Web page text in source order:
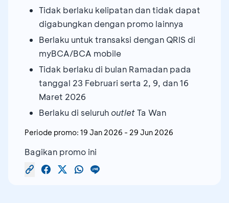
Tidak berlaku kelipatan dan tidak dapat
digabungkan dengan promo lainnya
Berlaku untuk transaksi dengan QRIS di
myBCA/BCA mobile
Tidak berlaku di bulan Ramadan pada
tanggal 23 Februari serta 2, 9, dan 16
Maret 2026
Berlaku di seluruh outletTa Wan
Periode promo: 19 Jan 2026 - 29 Jun 2026
Bagikan promo ini